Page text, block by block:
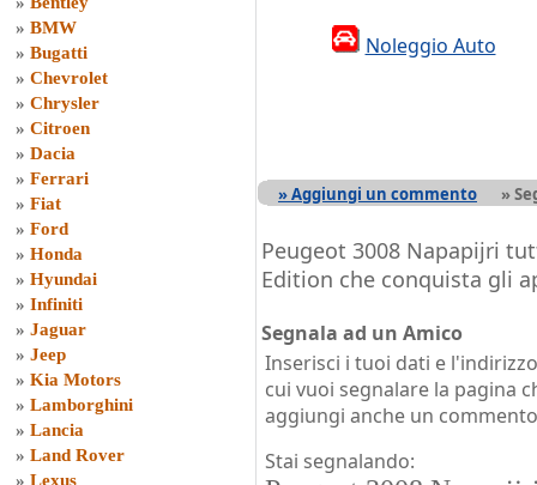
» BMW
» Bugatti
» Chevrolet
» Chrysler
» Citroen
» Dacia
» Ferrari
» Fiat
» Ford
» Honda
» Hyundai
» Infiniti
» Jaguar
» Jeep
» Kia Motors
» Lamborghini
» Lancia
» Land Rover
» Lexus
Noleggio Auto
» Aggiungi un commento »
Peugeot 3008 Napapijri
Edition che conquista gli
Segnala ad un Amico
Inserisci i tuoi dati e
cui vuoi segnalare la pagina
aggiungi anche un commento
Stai segnalando: